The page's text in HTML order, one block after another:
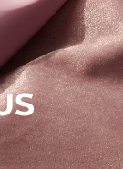
sesión
de usuario
dispositivos
Mis pedidos